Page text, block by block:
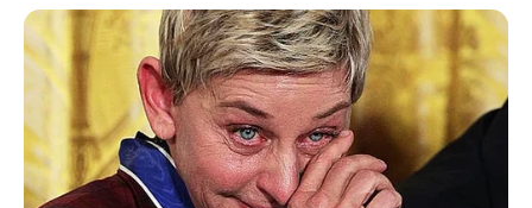
Channel TV: tvN
Jumlah Episode: 12
Masa Tayang: 12 Agustus 2022 – 28 Oktober 2022
Jadwal Tayang: Setiap Jumat